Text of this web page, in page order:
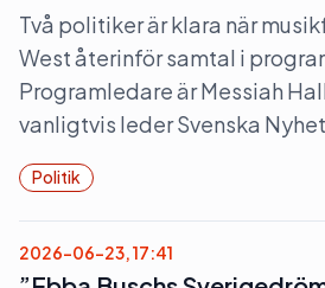
Två politiker är klara när
West återinför samtal i
Programledare är Messiah
vanligtvis leder Svenska
Politik
2026-06-23, 17:41